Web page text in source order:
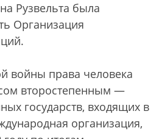
Рузвельта была
Организация
войны права человека
второстепенным —
государств, входящих в
организация,